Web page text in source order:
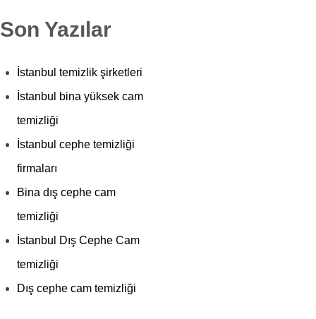
Son Yazılar
İstanbul temizlik şirketleri
İstanbul bina yüksek cam
temizliği
İstanbul cephe temizliği
firmaları
Bina dış cephe cam
temizliği
İstanbul Dış Cephe Cam
temizliği
Dış cephe cam temizliği